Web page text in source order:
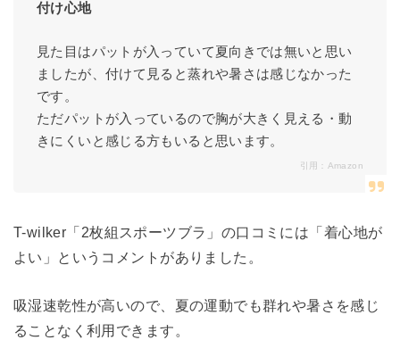
付け心地
見た目はパットが入っていて夏向きでは無いと思い
ましたが、付けて見ると蒸れや暑さは感じなかった
です。
ただパットが入っているので胸が大きく見える・動
きにくいと感じる方もいると思います。
引用： Amazon
T-wilker「2枚組スポーツブラ」の口コミには「着心地が
よい」というコメントがありました。
吸湿速乾性が高いので、夏の運動でも群れや暑さを感じ
ることなく利用できます。